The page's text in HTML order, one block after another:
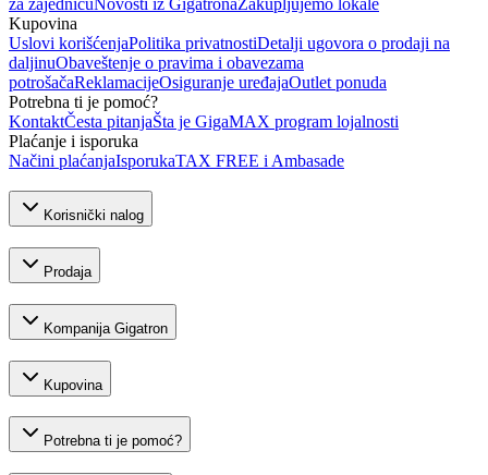
Kupovina
Uslovi korišćenjaPolitika privatnostiDetalji ugovora o prodaji na
daljinuObaveštenje o pravima i obavezama
potrošačaReklamacijeOsiguranje uređajaOutlet ponuda
Potrebna ti je pomoć?
KontaktČesta pitanjaŠta je GigaMAX program lojalnosti
Plaćanje i isporuka
Načini plaćanjaIsporukaTAX FREE i Ambasade
Korisnički nalog
Prodaja
Kompanija Gigatron
Kupovina
Potrebna ti je pomoć?